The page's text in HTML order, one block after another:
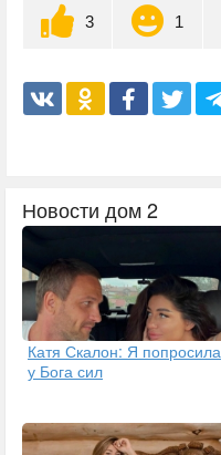
3 1
Новости дом 2
Катя Скалон: Я попросила
у Бога сил